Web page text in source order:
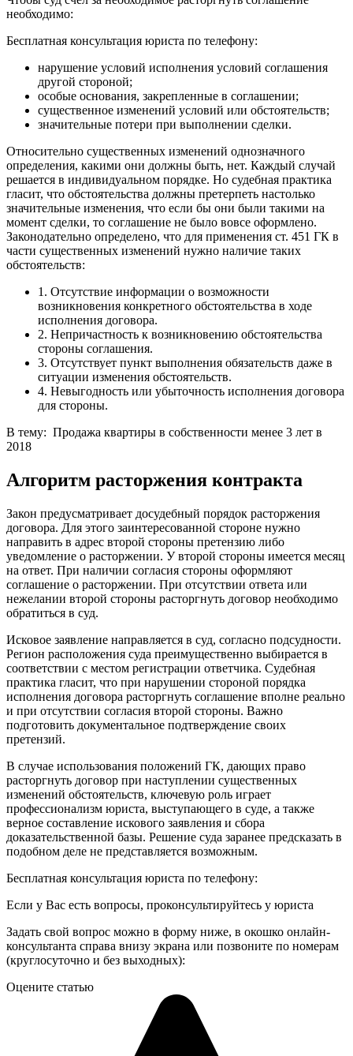
необходимо:
Бесплатная консультация юриста по телефону:
нарушение условий исполнения условий соглашения
другой стороной;
особые основания, закрепленные в соглашении;
существенное изменений условий или обстоятельств;
значительные потери при выполнении сделки.
Относительно существенных изменений однозначного
определения, какими они должны быть, нет. Каждый случай
решается в индивидуальном порядке. Но судебная практика
гласит, что обстоятельства должны претерпеть настолько
значительные изменения, что если бы они были такими на
момент сделки, то соглашение не было вовсе оформлено.
Законодательно определено, что для применения ст. 451 ГК в
части существенных изменений нужно наличие таких
обстоятельств:
1. Отсутствие информации о возможности
возникновения конкретного обстоятельства в ходе
исполнения договора.
2. Непричастность к возникновению обстоятельства
стороны соглашения.
3. Отсутствует пункт выполнения обязательств даже в
ситуации изменения обстоятельств.
4. Невыгодность или убыточность исполнения договора
для стороны.
В тему: Продажа квартиры в собственности менее 3 лет в
2018
Алгоритм расторжения контракта
Закон предусматривает досудебный порядок расторжения
договора. Для этого заинтересованной стороне нужно
направить в адрес второй стороны претензию либо
уведомление о расторжении. У второй стороны имеется месяц
на ответ. При наличии согласия стороны оформляют
соглашение о расторжении. При отсутствии ответа или
нежелании второй стороны расторгнуть договор необходимо
обратиться в суд.
Исковое заявление направляется в суд, согласно подсудности.
Регион расположения суда преимущественно выбирается в
соответствии с местом регистрации ответчика. Судебная
практика гласит, что при нарушении стороной порядка
исполнения договора расторгнуть соглашение вполне реально
и при отсутствии согласия второй стороны. Важно
подготовить документальное подтверждение своих
претензий.
В случае использования положений ГК, дающих право
расторгнуть договор при наступлении существенных
изменений обстоятельств, ключевую роль играет
профессионализм юриста, выступающего в суде, а также
верное составление искового заявления и сбора
доказательственной базы. Решение суда заранее предсказать в
подобном деле не представляется возможным.
Бесплатная консультация юриста по телефону:
Если у Вас есть вопросы, проконсультируйтесь у юриста
Задать свой вопрос можно в форму ниже, в окошко онлайн-
консультанта справа внизу экрана или позвоните по номерам
(круглосуточно и без выходных):
Оцените статью